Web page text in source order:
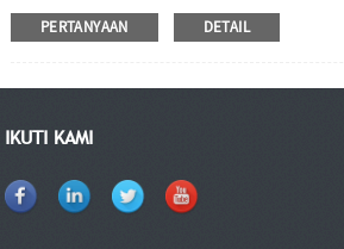
bertopeng.Algoritme anti-spoofing terhadap lampiran
dan hitam-putih), serangan video, dan serangan
PERTANYAAN DETAIL
IKUTI KAMI